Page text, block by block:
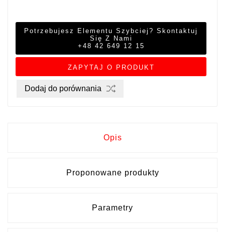
Potrzebujesz Elementu Szybciej? Skontaktuj
Się Z Nami
+48 42 649 12 15
ZAPYTAJ O PRODUKT
Dodaj do porównania
Opis
Proponowane produkty
Parametry